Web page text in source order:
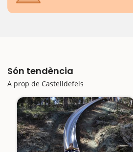
Són tendència
A prop de Castelldefels